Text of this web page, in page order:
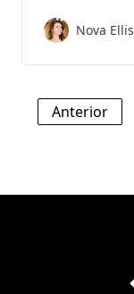
Nova Ellis
Anterior